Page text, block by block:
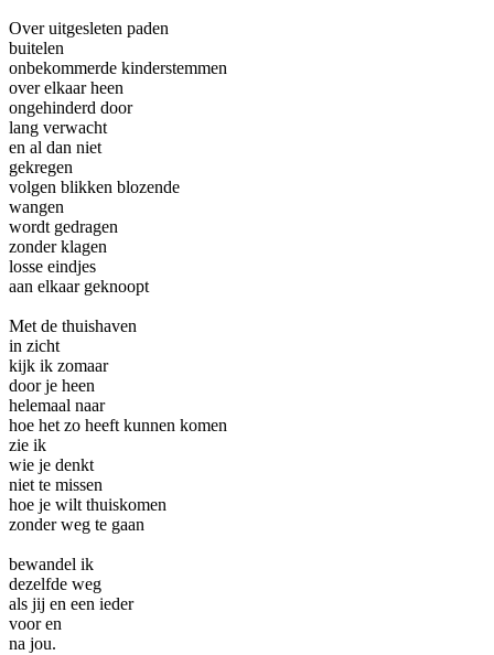
Over uitgesleten paden
buitelen
onbekommerde kinderstemmen
over elkaar heen
ongehinderd door
lang verwacht
en al dan niet
gekregen
volgen blikken blozende
wangen
wordt gedragen
zonder klagen
losse eindjes
aan elkaar geknoopt
Met de thuishaven
in zicht
kijk ik zomaar
door je heen
helemaal naar
hoe het zo heeft kunnen komen
zie ik
wie je denkt
niet te missen
hoe je wilt thuiskomen
zonder weg te gaan
bewandel ik
dezelfde weg
als jij en een ieder
voor en
na jou.